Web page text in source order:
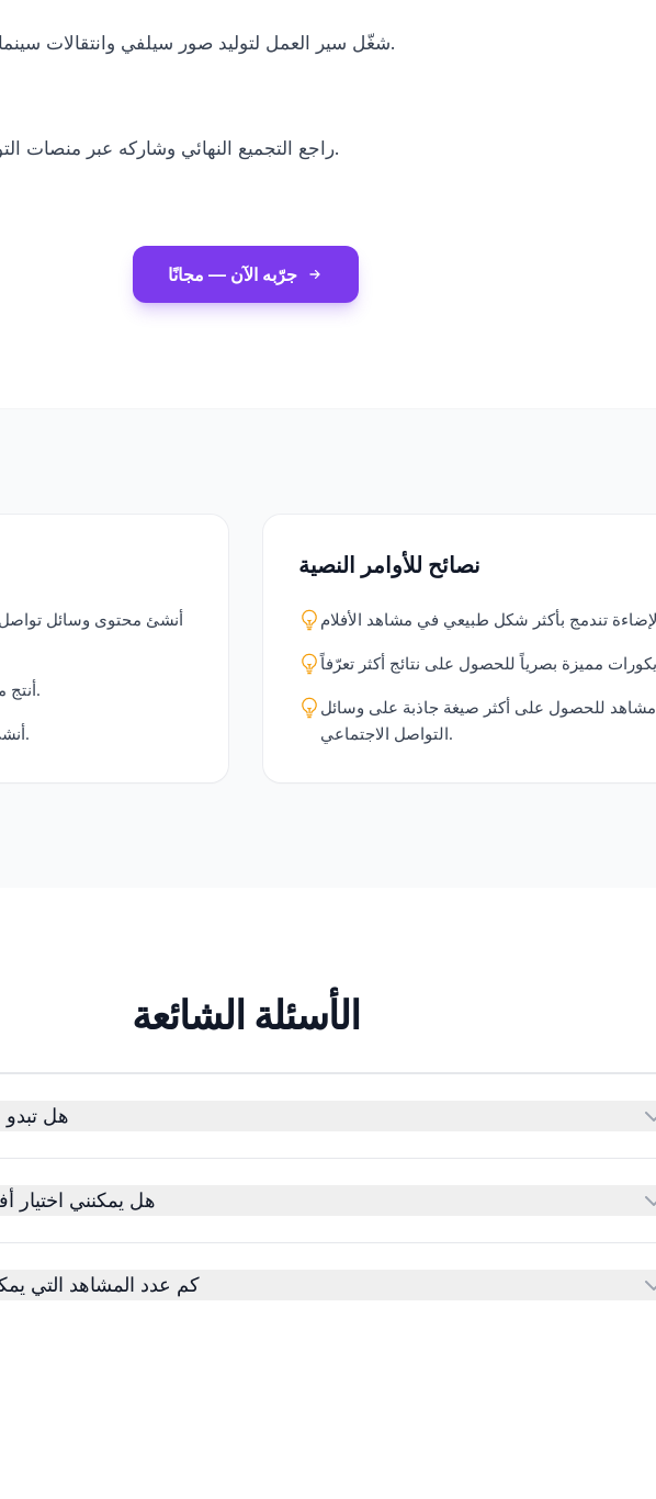
شغّل سير العمل لتوليد صور سيلفي وانتقالات سينمائية بين المشاهد.
راجع التجميع النهائي وشاركه عبر منصات التواصل الاجتماعي.
جرّبه الآن — مجانًا
أنشئ محتوى وسائل
أنتج محتوى ترفيهيًا لقنوات مراجعة الأفلام أو الثقافة الشعبية.
أنشئ تجارب مخصصة لعشاق الأفلام للفعاليات أو الحملات.
نصائح للأوامر النصية
اجعل الرحلة من 3 إلى 5 مشاهد للحصول على أكثر صيغة جاذبة على وسائل
التواصل الاجتماعي.
الأسئلة الشائعة
هل
هل يمكنني اختيار
كم عدد المشاهد التي